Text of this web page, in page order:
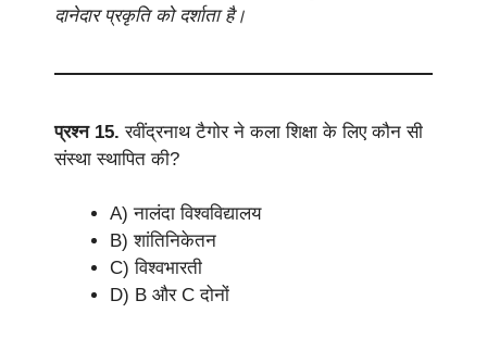
दानेदार प्रकृति को दर्शाता है।
प्रश्न 15. रवींद्रनाथ टैगोर ने कला शिक्षा के लिए कौन सी
संस्था स्थापित की?
A) नालंदा विश्वविद्यालय
B) शांतिनिकेतन
C) विश्वभारती
D) B और C दोनों